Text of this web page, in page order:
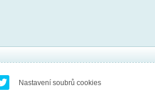
Nastavení soubrů cookies